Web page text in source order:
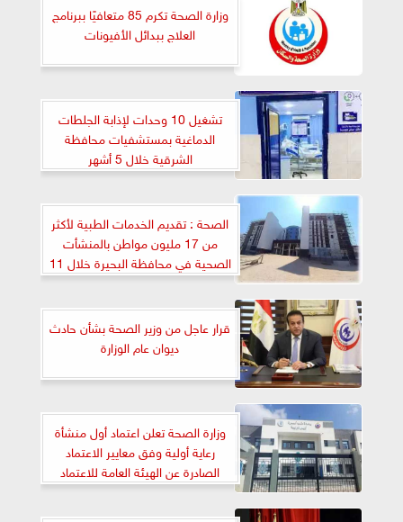
وزارة الصحة تكرم 85 متعافيًا ببرنامج
العلاج ببدائل الأفيونات
تشغيل 10 وحدات لإذابة الجلطات
الدماغية بمستشفيات محافظة
الشرقية خلال 5 أشهر
الصحة : تقديم الخدمات الطبية لأكثر
من 17 مليون مواطن بالمنشأت
الصحية في محافظة البحيرة خلال 11
شهراً
قرار عاجل من وزير الصحة بشأن حادث
ديوان عام الوزارة
وزارة الصحة تعلن اعتماد أول منشأة
رعاية أولية وفق معايير الاعتماد
الصادرة عن الهيئة العامة للاعتماد
والرقابة الصحية